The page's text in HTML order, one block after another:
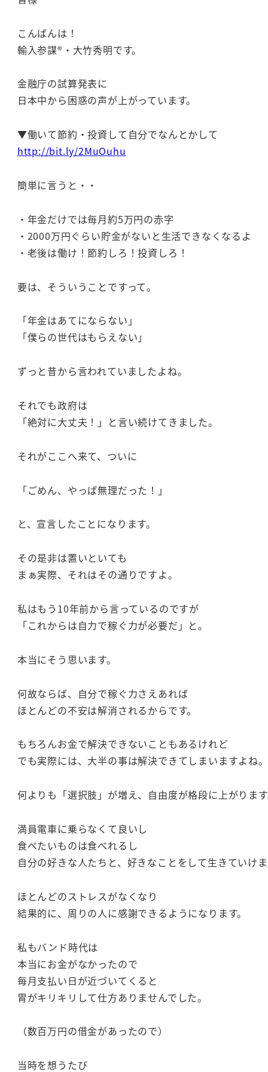
こんばんは！
輸入参謀®・大竹秀明です。
金融庁の試算発表に
日本中から困惑の声が上がっています。
▼働いて節約・投資して自分でなんとかして
http://bit.ly/2MuOuhu
簡単に言うと・・
・年金だけでは毎月約5万円の赤字
・2000万円ぐらい貯金がないと生活できなくなるよ
・老後は働け！節約しろ！投資しろ！
要は、そういうことですって。
「年金はあてにならない」
「僕らの世代はもらえない」
ずっと昔から言われていましたよね。
それでも政府は
「絶対に大丈夫！」と言い続けてきました。
それがここへ来て、ついに
「ごめん、やっぱ無理だった！」
と、宣言したことになります。
その是非は置いといても
まぁ実際、それはその通りですよ。
私はもう10年前から言っているのですが
「これからは自力で稼ぐ力が必要だ」と。
本当にそう思います。
何故ならば、自分で稼ぐ力さえあれば
ほとんどの不安は解消されるからです。
もちろんお金で解決できないこともあるけれど
でも実際には、大半の事は解決できてしまいますよね。
何よりも「選択肢」が増え、自由度が格段に上がりま
満員電車に乗らなくて良いし
食べたいものは食べれるし
自分の好きな人たちと、好きなことをして生きていけ
ほとんどのストレスがなくなり
結果的に、周りの人に感謝できるようになります。
私もバンド時代は
本当にお金がなかったので
毎月支払い日が近づいてくると
胃がキリキリして仕方ありませんでした。
（数百万円の借金があったので）
当時を想うたび